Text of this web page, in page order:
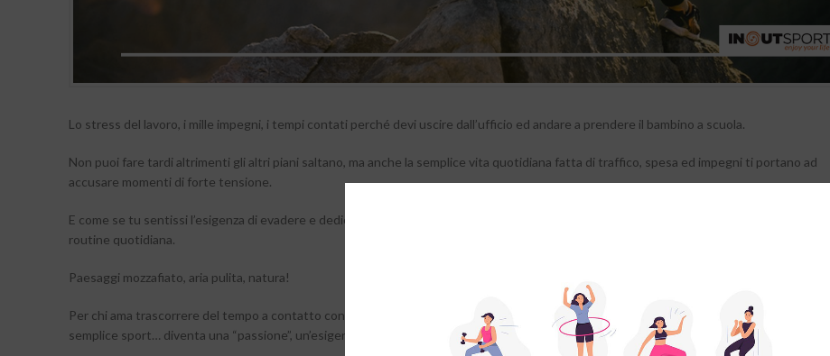
Lo stress del lavoro, i mille impegni, i tempi contati perché devi uscire dall’ufficio ed andare a prendere il bambino a scuola.
Non puoi fare tardi altrimenti gli altri piani saltano, ma anche la semplice vita quotidiana fatta di traffico, spesa ed impegni ti portano ad
accusare momenti di forte tensione.
E come se tu sentissi l’esigenza di evadere e dedicarti del tempo per te e per “respirare”. Non per tanto, ma un momento per evadere dalla
routine quotidiana.
Paesaggi mozzafiato, aria pulita, natura!
Per chi ama trascorrere del tempo a contatto con la quest’ultima, il trekking outdoor è davvero la soluzione perfetta, infatti non è solo un
semplice sport… diventa una “passione”, un’esigenza che dura una vita intera.